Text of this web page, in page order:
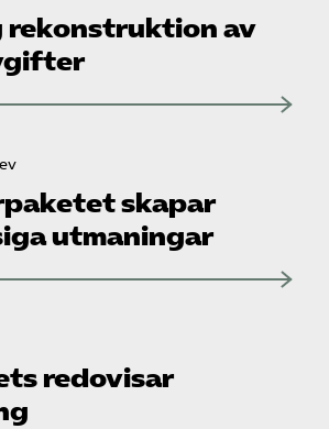
rekonstruktion av
skapar
utmaningar
redovisar